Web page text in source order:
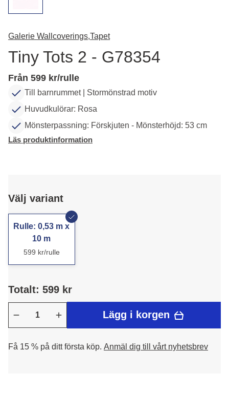
Galerie Wallcoverings,Tapet
Tiny Tots 2 - G78354
Från 599 kr/rulle
Till barnrummet | Stormönstrad motiv
Huvudkulörar: Rosa
Mönsterpassning: Förskjuten - Mönsterhöjd: 53 cm
Läs produktinformation
Välj variant
Rulle: 0,53 m x
10 m
599 kr/rulle
Totalt: 599 kr
Lägg i korgen
Få 15 % på ditt första köp. Anmäl dig till vårt nyhetsbrev